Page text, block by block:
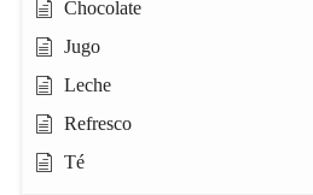
Chocolate
Jugo
Leche
Refresco
Té